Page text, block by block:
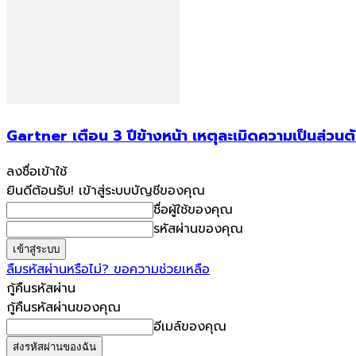
Gartner เตือน 3 ปีข้างหน้า เหตุละเมิดความเป็นส่ว
ลงชื่อเข้าใช้
ยินดีต้อนรับ! เข้าสู่ระบบบัญชีของคุณ
ชื่อผู้ใช้ของคุณ
รหัสผ่านของคุณ
ลืมรหัสผ่านหรือไม่? ขอความช่วยเหลือ
กู้คืนรหัสผ่าน
กู้คืนรหัสผ่านของคุณ
อีเมล์ของคุณ